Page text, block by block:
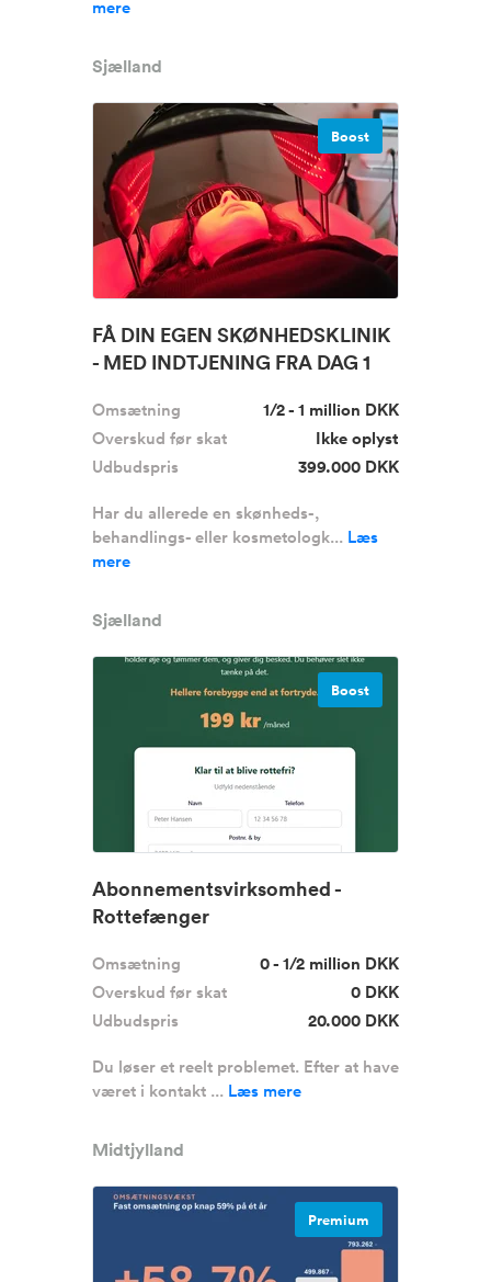
mere
Sjælland
Boost
FÅ DIN EGEN SKØNHEDSKLINIK
- MED INDTJENING FRA DAG 1
Omsætning
1/2 - 1 million DKK
Overskud før skat
Ikke oplyst
Udbudspris
399.000 DKK
Har du allerede en skønheds-,
behandlings- eller kosmetologk... Læs
mere
Sjælland
Boost
Abonnementsvirksomhed -
Rottefænger
Omsætning
0 - 1/2 million DKK
Overskud før skat
0 DKK
Udbudspris
20.000 DKK
Du løser et reelt problemet. Efter at have
været i kontakt ... Læs mere
Midtjylland
Premium